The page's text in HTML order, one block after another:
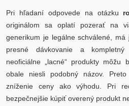
Pri hľadaní odpovede na otázku
originálom sa oplatí pozerať na
generikum je legálne schválené, má
presné dávkovanie a
neoficiálne „lacné“ produkty
obale niesli podobný názov.
zníženie ceny ako výhodu. Pri
bezpečnejšie kúpiť overený produkt